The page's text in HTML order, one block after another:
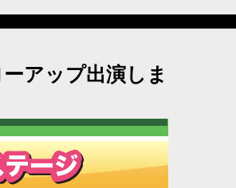
アップ出演しま